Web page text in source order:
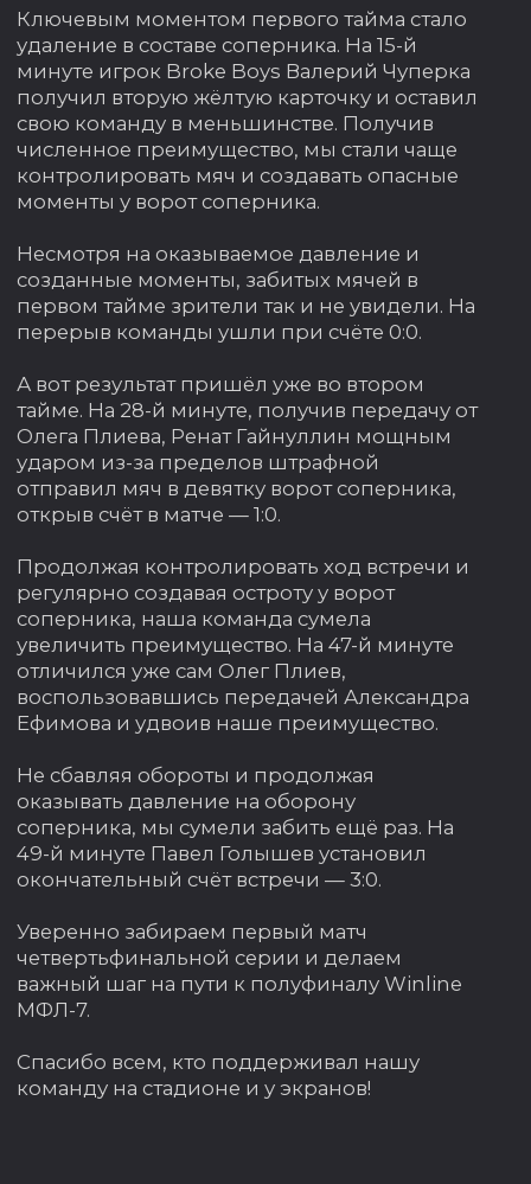
ударом из-за пределов штрафной
отправил мяч в девятку ворот соперника,
открыв счёт в матче — 1:0.
Продолжая контролировать ход встречи и
регулярно создавая остроту у ворот
соперника, наша команда сумела
отличился уже сам Олег Плиев,
воспользовавшись передачей Александра
Ефимова и удвоив наше преимущество.
оказывать давление на оборону
соперника, мы сумели забить ещё раз. На
49-й минуте Павел Голышев установил
окончательный счёт встречи — 3:0.
Уверенно забираем первый матч
важный шаг на пути к полуфиналу Winline
МФЛ-7.
Спасибо всем, кто поддерживал нашу
команду на стадионе и у экранов!